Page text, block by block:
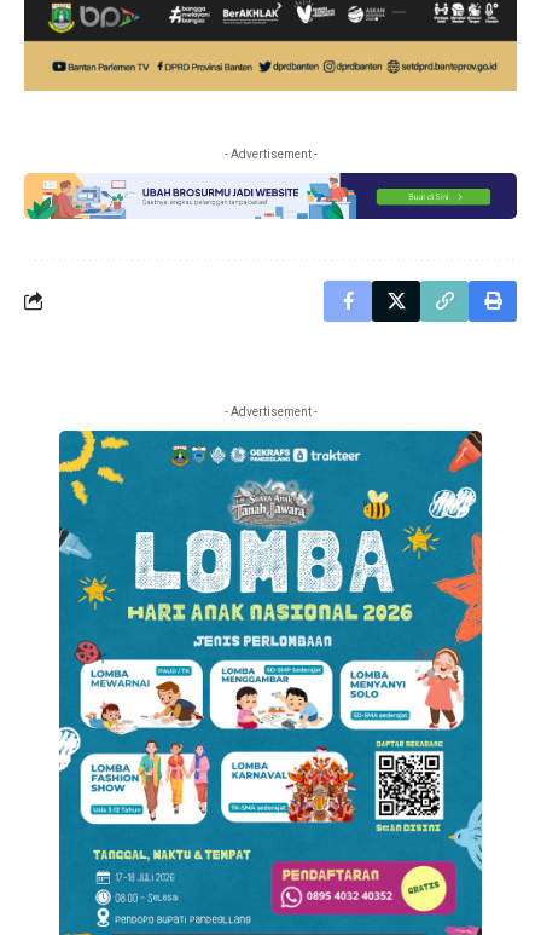
- Advertisement -
- Advertisement -